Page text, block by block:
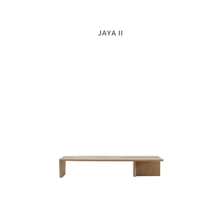
JAYA II